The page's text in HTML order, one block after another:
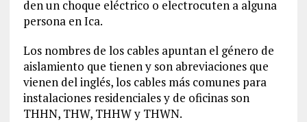
den un choque eléctrico o electrocuten a alguna
persona en Ica.
Los nombres de los cables apuntan el género de
aislamiento que tienen y son abreviaciones que
vienen del inglés, los cables más comunes para
instalaciones residenciales y de oficinas son
THHN, THW, THHW y THWN.